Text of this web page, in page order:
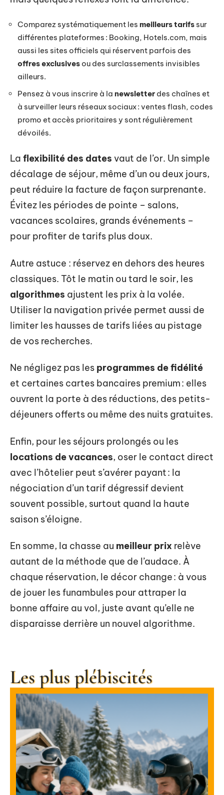
Comparez systématiquement les meilleurs tarifs sur
différentes plateformes : Booking, Hotels.com, mais
aussi les sites officiels qui réservent parfois des
offres exclusives ou des surclassements invisibles
ailleurs.
Pensez à vous inscrire à la newsletter des chaînes et
à surveiller leurs réseaux sociaux : ventes flash, codes
promo et accès prioritaires y sont régulièrement
dévoilés.
La flexibilité des dates vaut de l’or. Un simple
décalage de séjour, même d’un ou deux jours,
peut réduire la facture de façon surprenante.
Évitez les périodes de pointe – salons,
vacances scolaires, grands événements –
pour profiter de tarifs plus doux.
Autre astuce : réservez en dehors des heures
classiques. Tôt le matin ou tard le soir, les
algorithmes ajustent les prix à la volée.
Utiliser la navigation privée permet aussi de
limiter les hausses de tarifs liées au pistage
de vos recherches.
Ne négligez pas les programmes de fidélité
et certaines cartes bancaires premium : elles
ouvrent la porte à des réductions, des petits-
déjeuners offerts ou même des nuits gratuites.
Enfin, pour les séjours prolongés ou les
locations de vacances, oser le contact direct
avec l’hôtelier peut s’avérer payant : la
négociation d’un tarif dégressif devient
souvent possible, surtout quand la haute
saison s’éloigne.
En somme, la chasse au meilleur prix relève
autant de la méthode que de l’audace. À
chaque réservation, le décor change : à vous
de jouer les funambules pour attraper la
bonne affaire au vol, juste avant qu’elle ne
disparaisse derrière un nouvel algorithme.
Les plus plébiscités